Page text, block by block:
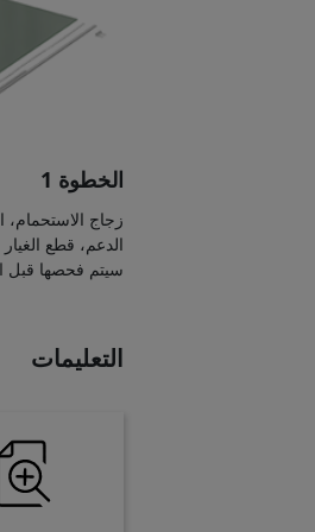
الخطوة 1
زجاج
الدعم، قطع
سيتم فحصها قبل
التعليمات